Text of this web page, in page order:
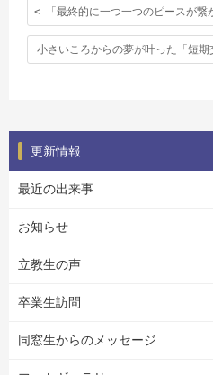
更新情報
最近の出来事
お知らせ
立教生の声
卒業生訪問
同窓生からのメッセージ